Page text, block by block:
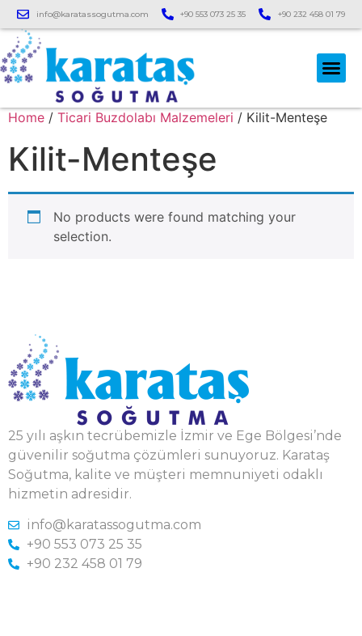
info@karatassogutma.com +90 553 073 25 35 +90 232 458 01 79
Home / Ticari Buzdolabı Malzemeleri / Kilit-Menteşe
Kilit-Menteşe
No products were found matching your
selection.
25 yılı aşkın tecrübemizle İzmir ve Ege Bölgesi’nde
güvenilir soğutma çözümleri sunuyoruz. Karataş
Soğutma, kalite ve müşteri memnuniyeti odaklı
hizmetin adresidir.
info@karatassogutma.com
+90 553 073 25 35
+90 232 458 01 79